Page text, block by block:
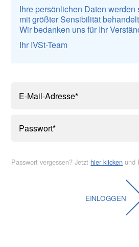
Ihre persönlichen Daten werden
mit größter Sensibilität
Wir bedanken uns für Ihr
Ihr IVSt-Team
Passwort vergessen? Jetzt hier klicken und
EINLOGGEN